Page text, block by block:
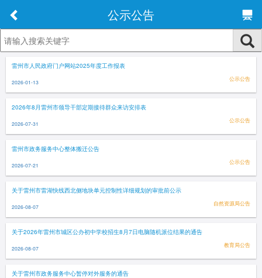
公示公告
雷州市人民政府门户网站2025年度工作报表
2026-01-13 公示公告
2026年8月雷州市领导干部定期接待群众来访安排表
2026-07-31 公示公告
雷州市政务服务中心整体搬迁公告
2026-07-21 公示公告
关于雷州市雷湖快线西北侧地块单元控制性详细规划的审批前公示
2026-08-07 自然资源局公告
关于2026年雷州市城区公办初中学校招生8月7日电脑随机派位结果的通告
2026-08-07 教育局公告
关于雷州市政务服务中心暂停对外服务的通告